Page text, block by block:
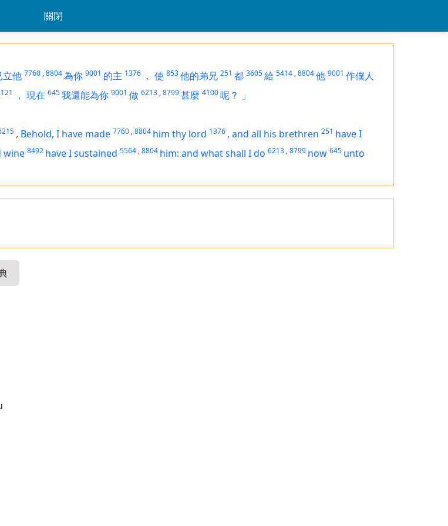
關閉
立他 7760 ,8804為你 9001 的主 1376 ， 使 853他的弟兄 251 都 3605給 5414 ,8804他 9001 作僕人
， 現在 645我還能為你 9001 做 6213 ,8799甚麼 4100呢？ 」
, Behold, I have made 7760 ,8804 him thy lord 1376 , and all his brethren 251 have I
wine 8492 have I sustained 5564 ,8804 him: and what shall I do 6213 ,8799 now 645 unto